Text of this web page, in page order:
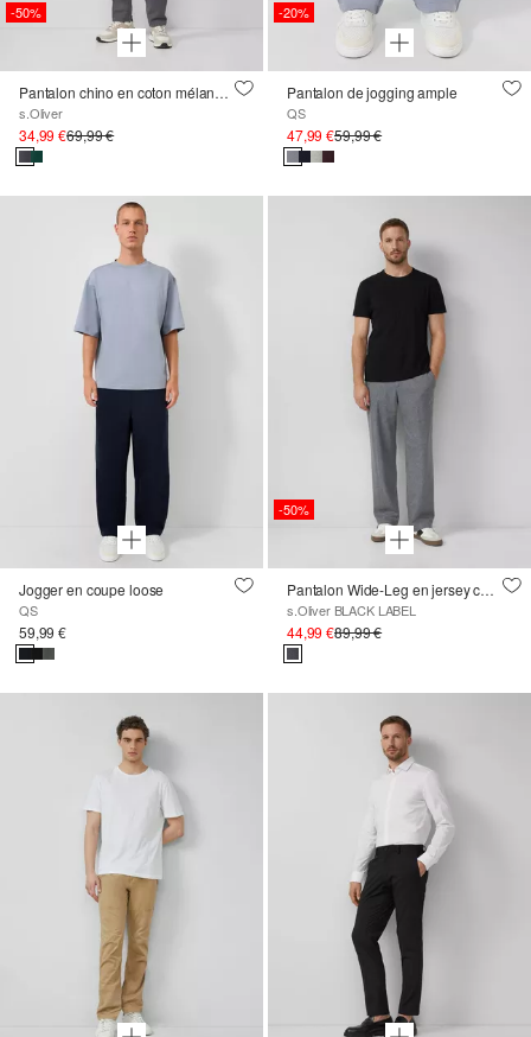
-50%
Pantalon chino en coton mélangé avec logo
s.Oliver
34,99 €69,99 €
-20%
Pantalon de jogging ample
QS
47,99 €59,99 €
Jogger en coupe loose
QS
59,99 €
-50%
Pantalon Wide-Leg en jersey chiné avec laine
s.Oliver BLACK LABEL
44,99 €89,99 €